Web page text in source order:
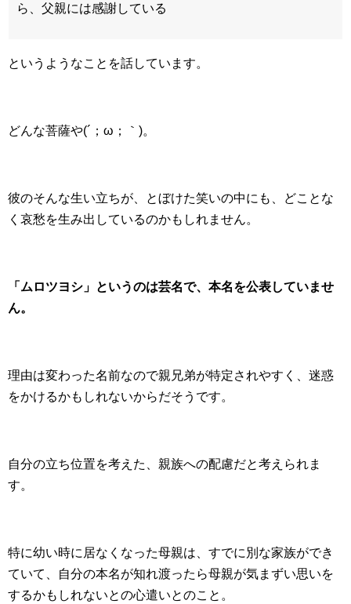
ら、父親には感謝している
というようなことを話しています。
どんな菩薩や(´；ω；｀)。
彼のそんな生い立ちが、とぼけた笑いの中にも、どことな
く哀愁を生み出しているのかもしれません。
「ムロツヨシ」というのは芸名で、本名を公表していませ
ん。
理由は変わった名前なので親兄弟が特定されやすく、迷惑
をかけるかもしれないからだそうです。
自分の立ち位置を考えた、親族への配慮だと考えられま
す。
特に幼い時に居なくなった母親は、すでに別な家族ができ
ていて、自分の本名が知れ渡ったら母親が気まずい思いを
するかもしれないとの心遣いとのこと。